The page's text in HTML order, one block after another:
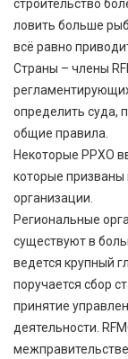
строительство
ловить больше
всё равно
Страны – члены
определить суда,
общие правила.
Некоторые РРХО
которые
организации.
Региональные
существуют в
ведется крупный
поручается сбор
принятие
деятельности.